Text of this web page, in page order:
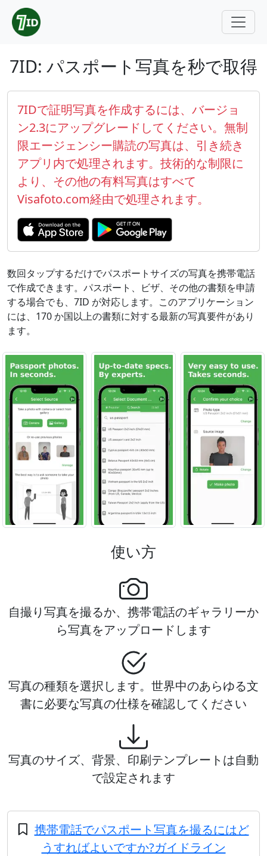
7ID: パスポート写真を秒で取得
7IDで証明写真を作成するには、バージョ
ン2.3にアップグレードしてください。無制
限エージェンシー購読の写真は、引き続き
アプリ内で処理されます。技術的な制限に
より、その他の有料写真はすべて
Visafoto.com経由で処理されます。
数回タップするだけでパスポートサイズの写真を携帯電話
で作成できます。パスポート、ビザ、その他の書類を申請
する場合でも、7ID が対応します。このアプリケーション
には、170 か国以上の書類に対する最新の写真要件があり
ます。
使い方
自撮り写真を撮るか、携帯電話のギャラリーか
ら写真をアップロードします
写真の種類を選択します。世界中のあらゆる文
書に必要な写真の仕様を確認してください
写真のサイズ、背景、印刷テンプレートは自動
で設定されます
携帯電話でパスポート写真を撮るにはど
うすればよいですか?ガイドライン